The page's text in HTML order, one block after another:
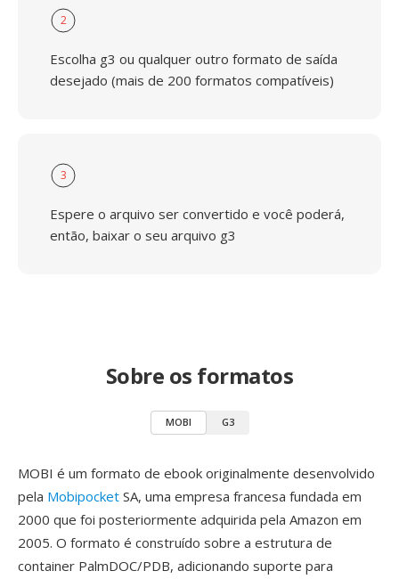
2
Escolha g3 ou qualquer outro formato de saída
desejado (mais de 200 formatos compatíveis)
3
Espere o arquivo ser convertido e você poderá,
então, baixar o seu arquivo g3
Sobre os formatos
MOBI G3
MOBI é um formato de ebook originalmente desenvolvido
pela Mobipocket SA, uma empresa francesa fundada em
2000 que foi posteriormente adquirida pela Amazon em
2005. O formato é construído sobre a estrutura de
container PalmDOC/PDB, adicionando suporte para